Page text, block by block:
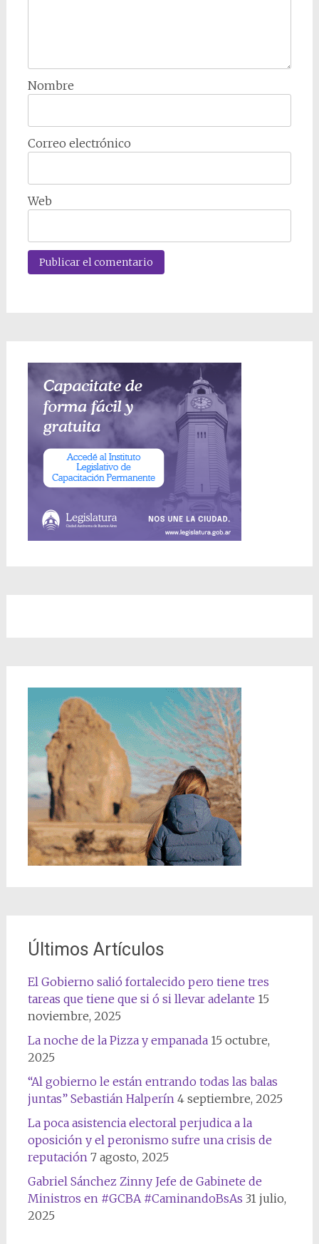
Nombre
Correo electrónico
Web
Últimos Artículos
El Gobierno salió fortalecido pero tiene tres
tareas que tiene que si ó si llevar adelante 15
noviembre, 2025
La noche de la Pizza y empanada 15 octubre,
2025
“Al gobierno le están entrando todas las balas
juntas” Sebastián Halperín 4 septiembre, 2025
La poca asistencia electoral perjudica a la
oposición y el peronismo sufre una crisis de
reputación 7 agosto, 2025
Gabriel Sánchez Zinny Jefe de Gabinete de
Ministros en #GCBA #CaminandoBsAs 31 julio,
2025